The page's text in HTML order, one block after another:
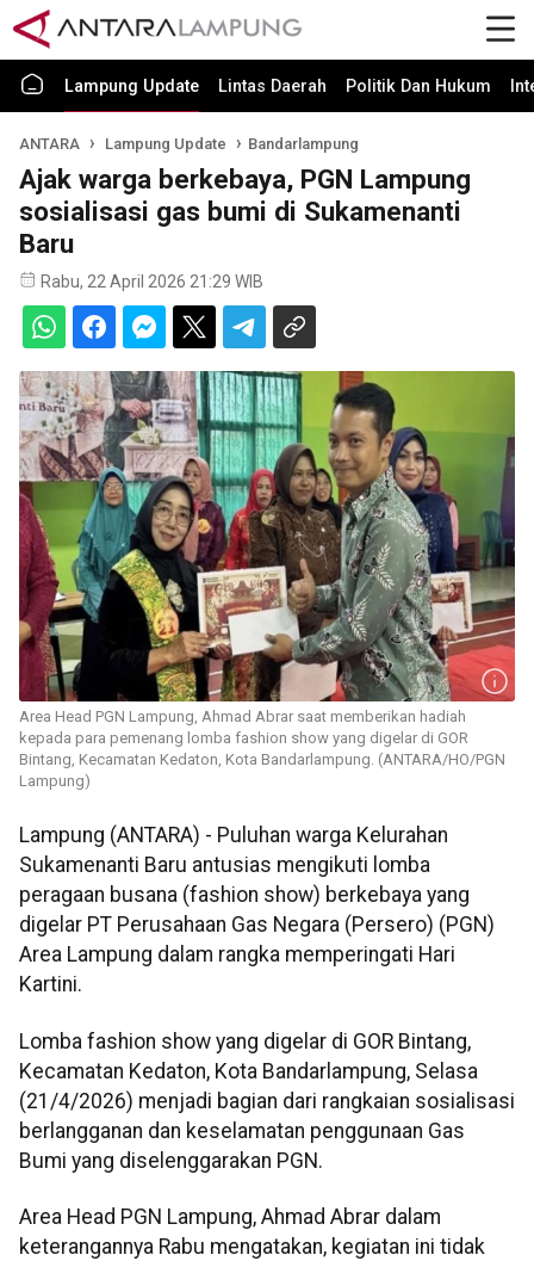
Lampung Update Lintas Daerah Politik Dan Hukum
ANTARA Lampung Update Bandarlampung
Ajak warga berkebaya, PGN Lampung
sosialisasi gas bumi di Sukamenanti
Baru
Rabu, 22 April 2026 21:29 WIB
Area Head PGN Lampung, Ahmad Abrar saat memberikan hadiah
kepada para pemenang lomba fashion show yang digelar di GOR
Bintang, Kecamatan Kedaton, Kota Bandarlampung. (ANTARA/HO/PGN
Lampung)
Lampung (ANTARA) - Puluhan warga Kelurahan
Sukamenanti Baru antusias mengikuti lomba
peragaan busana (fashion show) berkebaya yang
digelar PT Perusahaan Gas Negara (Persero) (PGN)
Area Lampung dalam rangka memperingati Hari
Kartini.
Lomba fashion show yang digelar di GOR Bintang,
Kecamatan Kedaton, Kota Bandarlampung, Selasa
(21/4/2026) menjadi bagian dari rangkaian sosialisasi
berlangganan dan keselamatan penggunaan Gas
Bumi yang diselenggarakan PGN.
Area Head PGN Lampung, Ahmad Abrar dalam
keterangannya Rabu mengatakan, kegiatan ini tidak